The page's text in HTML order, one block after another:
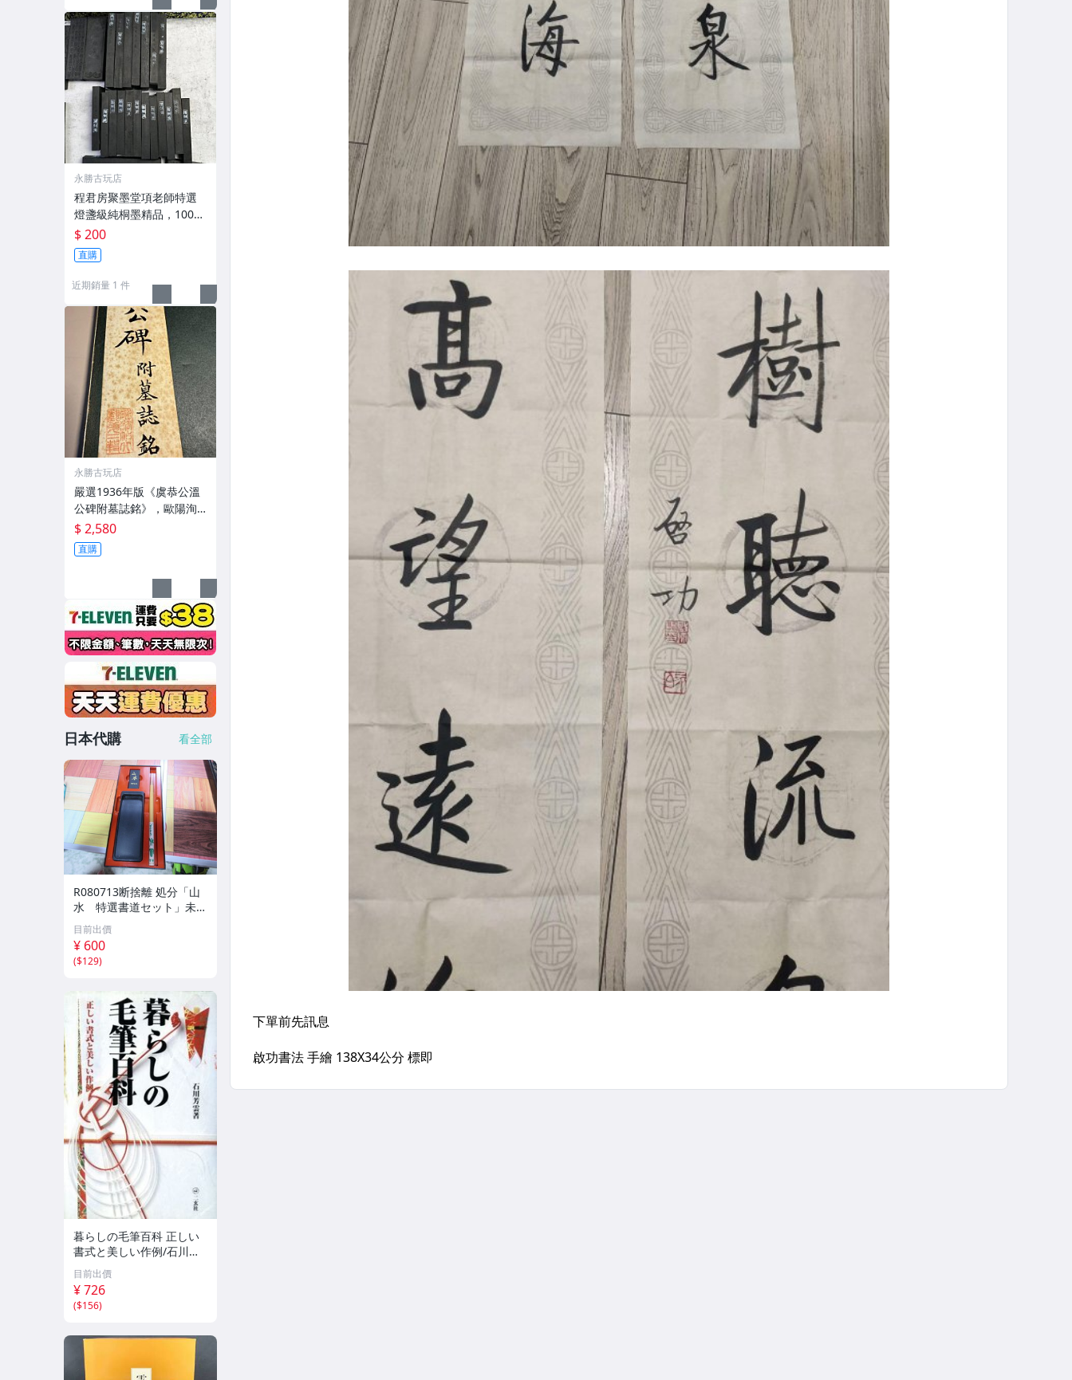
永勝古玩店
程君房聚墨堂項老師特選
燈盞級純桐墨精品，100克
以上，檀香墨質細膩黑亮
藍紫光放 檢驗嚴選推薦 燈
盞級墨 放藍紫光 檢驗嚴選
$ 200
直購
近期銷量 1 件
永勝古玩店
嚴選1936年版《虞恭公溫
公碑附墓誌銘》，歐陽洵
親筆手跡，典藏歷史與書
法珍品 唐史研究 碑刻藝術
田中和市版
$ 2,580
直購
日本代購 看全部
R080713断捨離 処分「山
水 特選書道セット」未使
用品
目前出價
¥ 600
($129)
暮らしの毛筆百科 正しい
書式と美しい作例/石川芳
雲(著者)
目前出價
¥ 726
($156)